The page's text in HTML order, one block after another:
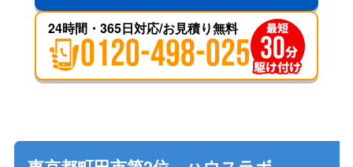
24時間・365日対応/お見積り無料
0120-498-025